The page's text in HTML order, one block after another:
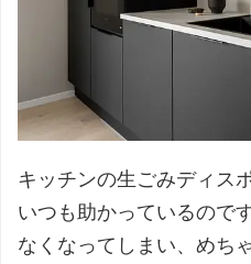
キッチンの生ごみディス
いつも助かっているので
なくなってしまい、めち